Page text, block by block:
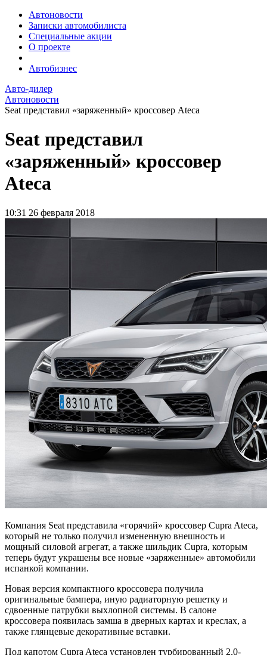
Автоновости
Записки автомобилиста
Специальные акции
О проекте
Автобизнес
Авто-дилер
Автоновости
Seat представил «заряженный» кроссовер Ateca
Seat представил
«заряженный» кроссовер
Ateca
10:31 26 февраля 2018
Компания Seat представила «горячий» кроссовер Cupra Ateca,
который не только получил измененную внешность и
мощный силовой агрегат, а также шильдик Cupra, которым
теперь будут украшены все новые «заряженные» автомобили
испанкой компании.
Новая версия компактного кроссовера получила
оригинальные бампера, иную радиаторную решетку и
сдвоенные патрубки выхлопной системы. В салоне
кроссовера появилась замша в дверных картах и креслах, а
также глянцевые декоративные вставки.
Под капотом Cupra Ateca установлен турбированный 2,0-